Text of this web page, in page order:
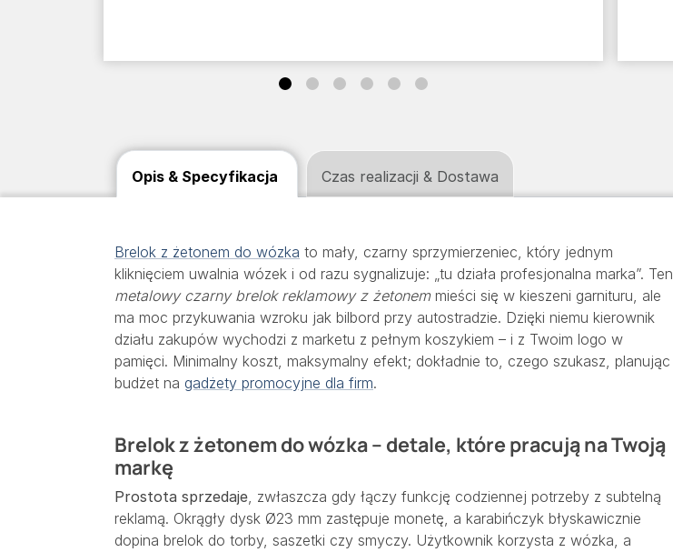
Brelok z żetonem do wózka to mały, czarny sprzymierzeniec, który jednym
kliknięciem uwalnia wózek i od razu sygnalizuje: „tu działa profesjonalna marka”. Ten
metalowy czarny brelok reklamowy z żetonemmieści się w kieszeni garnituru, ale
ma moc przykuwania wzroku jak bilbord przy autostradzie. Dzięki niemu kierownik
działu zakupów wychodzi z marketu z pełnym koszykiem – i z Twoim logo w
pamięci. Minimalny koszt, maksymalny efekt; dokładnie to, czego szukasz, planując
budżet na gadżety promocyjne dla firm.
Brelok z żetonem do wózka – detale, które pracują na Twoją
markę
Prostota sprzedaje, zwłaszcza gdy łączy funkcję codziennej potrzeby z subtelną
reklamą. Okrągły dysk Ø23 mm zastępuje monetę, a karabińczyk błyskawicznie
dopina brelok do torby, saszetki czy smyczy. Użytkownik korzysta z wózka, a
Opis & Specyfikacja Czas realizacji & Dostawa